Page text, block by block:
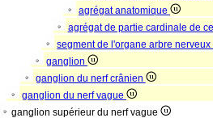
agrégat anatomique
agrégat de partie cardinale de
segment de l'organe arbre nerveux
ganglion
ganglion du nerf crânien
ganglion du nerf vague
ganglion supérieur du nerf vague